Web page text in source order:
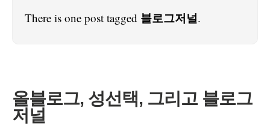
There is one post tagged 블로그저널.
올블로그, 성선택, 그리고 블로그
저널